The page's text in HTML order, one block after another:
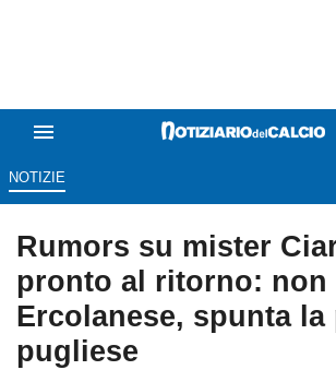
NOTIZIE
Rumors su mister
pronto al ritorno: non
Ercolanese, spunta la
pugliese